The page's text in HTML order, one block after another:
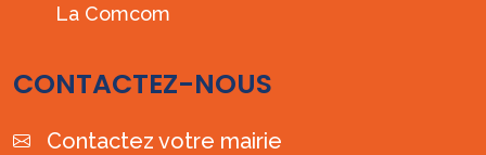
La Comcom
CONTACTEZ-NOUS
Contactez votre mairie